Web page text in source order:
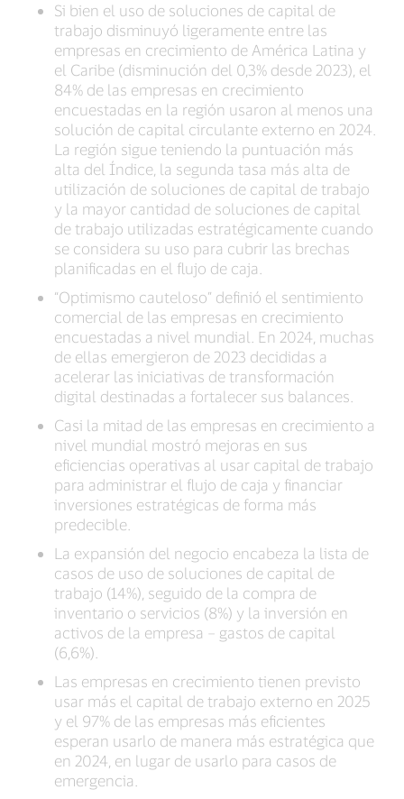
Si bien el uso de soluciones de capital de
trabajo disminuyó ligeramente entre las
empresas en crecimiento de América Latina y
el Caribe (disminución del 0,3% desde 2023), el
84% de las empresas en crecimiento
encuestadas en la región usaron al menos una
solución de capital circulante externo en 2024.
La región sigue teniendo la puntuación más
alta del Índice, la segunda tasa más alta de
utilización de soluciones de capital de trabajo
y la mayor cantidad de soluciones de capital
de trabajo utilizadas estratégicamente cuando
se considera su uso para cubrir las brechas
planificadas en el flujo de caja.
“Optimismo cauteloso” definió el sentimiento
comercial de las empresas en crecimiento
encuestadas a nivel mundial. En 2024, muchas
de ellas emergieron de 2023 decididas a
acelerar las iniciativas de transformación
digital destinadas a fortalecer sus balances.
Casi la mitad de las empresas en crecimiento a
nivel mundial mostró mejoras en sus
eficiencias operativas al usar capital de trabajo
para administrar el flujo de caja y financiar
inversiones estratégicas de forma más
predecible.
La expansión del negocio encabeza la lista de
casos de uso de soluciones de capital de
trabajo (14%), seguido de la compra de
inventario o servicios (8%) y la inversión en
activos de la empresa – gastos de capital
(6,6%).
Las empresas en crecimiento tienen previsto
usar más el capital de trabajo externo en 2025
y el 97% de las empresas más eficientes
esperan usarlo de manera más estratégica que
en 2024, en lugar de usarlo para casos de
emergencia.